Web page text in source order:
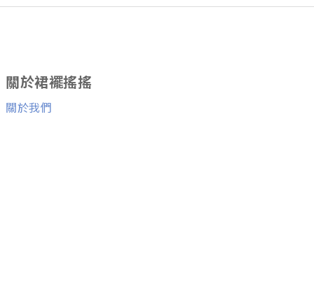
關於裙襬搖搖
關於我們